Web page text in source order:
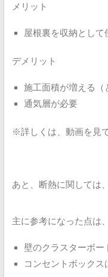
メリット
屋根裏を収納として
デメリット
施工面積が増える（
通気層が必要
※詳しくは、動画を見て
あと、断熱に関しては
主に参考になった点は、
壁のクラスターボー
コンセントボックス